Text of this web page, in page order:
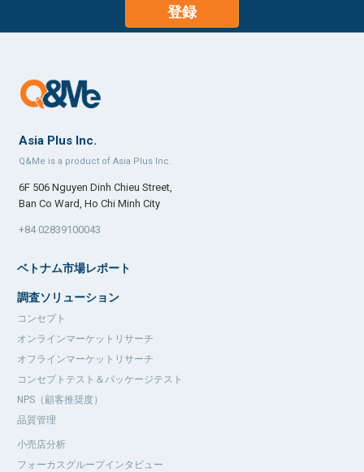
登録
Asia Plus Inc.
Q&Me is a product of Asia Plus Inc.
6F 506 Nguyen Dinh Chieu Street,
Ban Co Ward, Ho Chi Minh City
+84 02839100043
ベトナム市場レポート
調査ソリューション
コンセプト
オンラインマーケットリサーチ
オフラインマーケットリサーチ
コンセプトテスト＆パッケージテスト
NPS（顧客推奨度）
品質管理
小売店分析
フォーカスグループインタビュー